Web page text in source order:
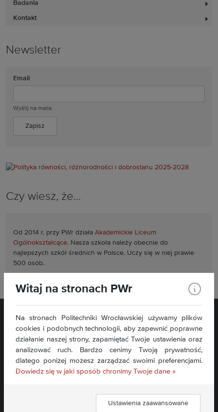
Badania
Kontakt
Newsletter
Email
Wyślij na maila
Czy wiesz, że...
Od 2014 r. przy PWr działa Akademickie Liceum
Ogólnokształcące. Nasza szkoła należy obecnie do
najlepszych szkół średnich w Polsce. Uczy się w niej prawie
500 osób.
Witaj na stronach PWr
Na stronach Politechniki Wrocławskiej używamy plików
cookies i podobnych technologii, aby zapewnić poprawne
działanie naszej strony, zapamiętać Twoje ustawienia oraz
analizować ruch. Bardzo cenimy Twoją prywatność,
dlatego poniżej możesz zarządzać swoimi preferencjami.
Dowiedz się w jaki sposób chronimy Twoje dane »
Ustawienia zaawansowane